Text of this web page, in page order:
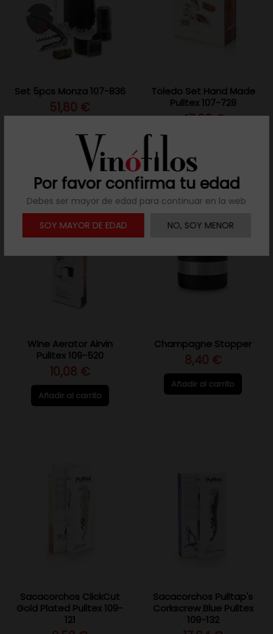
Por favor confirma tu edad
Debes ser mayor de edad para continuar en la web
SOY MAYOR DE EDAD
NO, SOY MENOR
Set 5pcs Monza 107-836
51,80 €
Añadir al carrito
Toledo Set Hand Made
Pulltex 107-728
47,60 €
Wine Aerator Airvin
Pulltex 109-520
10,08 €
Añadir al carrito
Champagne Stopper
8,40 €
Añadir al carrito
Sacacorchos ClickCut
Gold Plated Pulltex 109-
121
Sacacorchos Pulltap's
Corkscrew Blue Pulltex
109-132